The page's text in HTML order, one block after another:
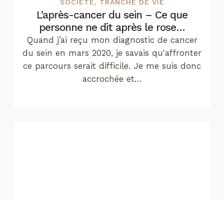
SOCIÉTÉ, TRANCHE DE VIE
L’après-cancer du sein – Ce que
personne ne dit après le rose…
Quand j’ai reçu mon diagnostic de cancer
du sein en mars 2020, je savais qu'affronter
ce parcours serait difficile. Je me suis donc
accrochée et…